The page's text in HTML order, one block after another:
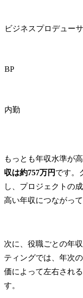
ビジネスプロデュー
BP
内勤
もっとも年収水準が
収は約757万円 です。
し、プロジェクトの
高い年収につながって
次に、役職ごとの年
ティングでは、年次
価によって左右され
す。